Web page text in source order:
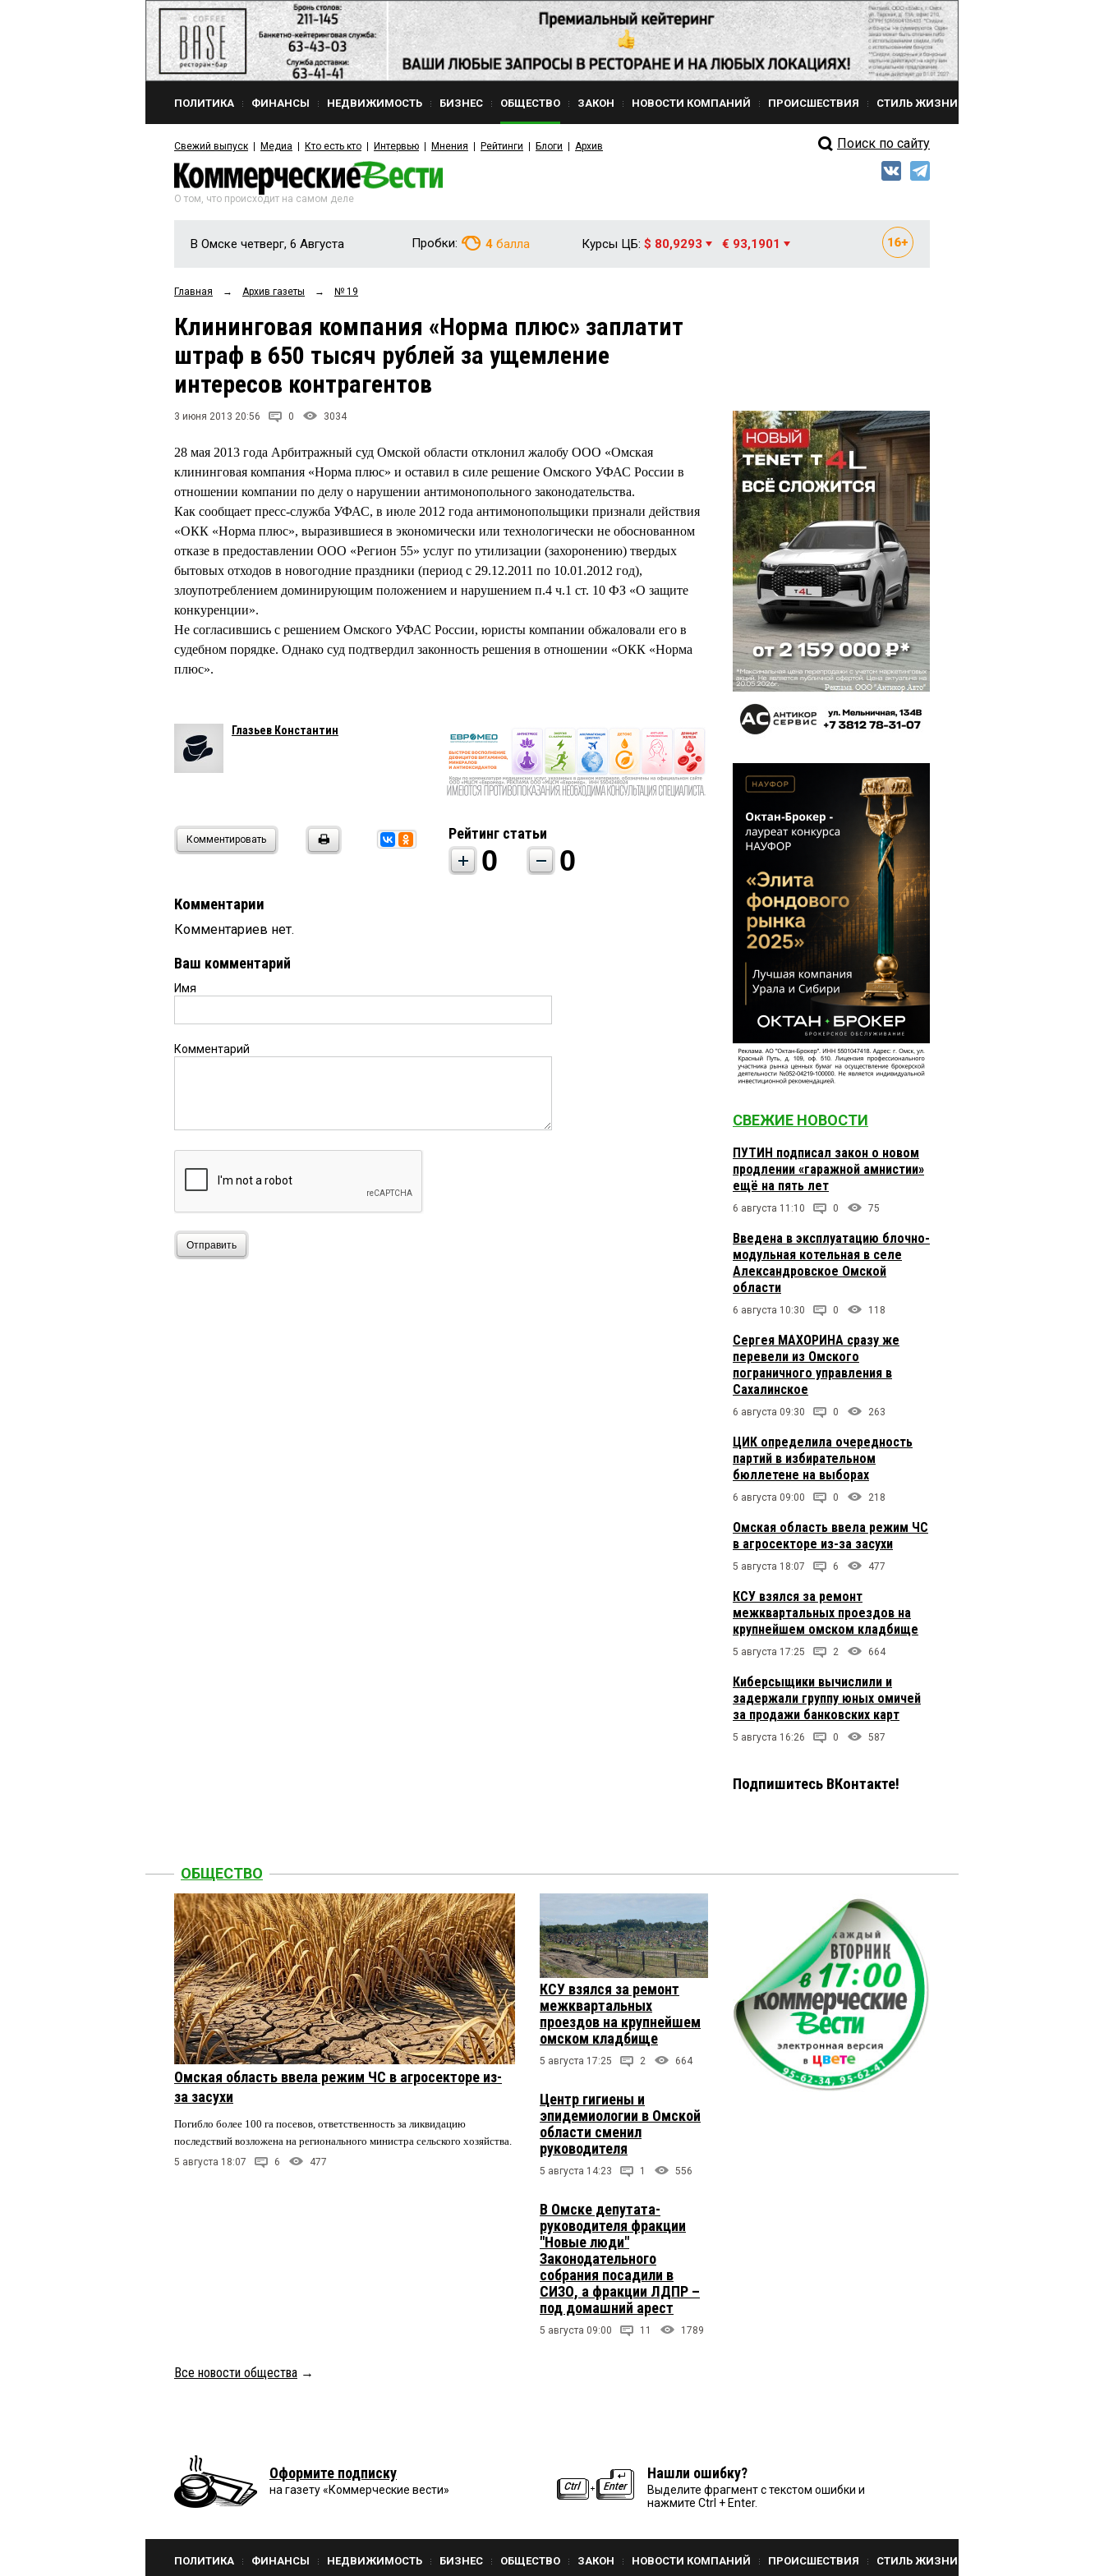
ПОЛИТИКА ФИНАНСЫ НЕДВИЖИМОСТЬ БИЗНЕС ОБЩЕСТВО ЗАКОН НОВОСТИ КОМПАНИЙ ПРОИСШЕСТВИЯ СТИЛЬ ЖИЗНИ
Свежий выпуск Медиа Кто есть кто Интервью Мнения Рейтинги Блоги Архив Поиск по сайту
О том, что происходит на самом деле
В Омске четверг, 6 Августа Пробки: 4 балла Курсы ЦБ: $ 80,9293 € 93,1901
Главная → Архив газеты → № 19
Клининговая компания «Норма плюс» заплатит
штраф в 650 тысяч рублей за ущемление
интересов контрагентов
3 июня 2013 20:56 0 3034
28 мая 2013 года Арбитражный суд Омской области отклонил жалобу ООО «Омская
клининговая компания «Норма плюс» и оставил в силе решение Омского УФАС России в
отношении компании по делу о нарушении антимонопольного законодательства.
Как сообщает пресс-служба УФАС, в июле 2012 года антимонопольщики признали действия
«ОКК «Норма плюс», выразившиеся в экономически или технологически не обоснованном
отказе в предоставлении ООО «Регион 55» услуг по утилизации (захоронению) твердых
бытовых отходов в новогодние праздники (период с 29.12.2011 по 10.01.2012 год),
злоупотреблением доминирующим положением и нарушением п.4 ч.1 ст. 10 ФЗ «О защите
конкуренции».
Не согласившись с решением Омского УФАС России, юристы компании обжаловали его в
судебном порядке. Однако суд подтвердил законность решения в отношении «ОКК «Норма
плюс».
Глазьев Константин
Комментировать Рейтинг статьи
0 0
Комментарии
Комментариев нет.
Ваш комментарий
Имя
Комментарий
Отправить
СВЕЖИЕ НОВОСТИ
ПУТИН подписал закон о новом
продлении «гаражной амнистии»
ещё на пять лет
6 августа 11:10 0 75
Введена в эксплуатацию блочно-
модульная котельная в селе
Александровское Омской
области
6 августа 10:30 0 118
Сергея МАХОРИНА сразу же
перевели из Омского
пограничного управления в
Сахалинское
6 августа 09:30 0 263
ЦИК определила очередность
партий в избирательном
бюллетене на выборах
6 августа 09:00 0 218
Омская область ввела режим ЧС
в агросекторе из-за засухи
5 августа 18:07 6 477
КСУ взялся за ремонт
межквартальных проездов на
крупнейшем омском кладбище
5 августа 17:25 2 664
Киберсыщики вычислили и
задержали группу юных омичей
за продажи банковских карт
5 августа 16:26 0 587
Подпишитесь ВКонтакте!
ОБЩЕСТВО
Омская область ввела режим ЧС в агросекторе из-
за засухи
Погибло более 100 га посевов, ответственность за ликвидацию
последствий возложена на регионального министра сельского хозяйства.
5 августа 18:07 6 477
КСУ взялся за ремонт
межквартальных
проездов на крупнейшем
омском кладбище
5 августа 17:25 2 664
Центр гигиены и
эпидемиологии в Омской
области сменил
руководителя
5 августа 14:23 1 556
В Омске депутата-
руководителя фракции
"Новые люди"
Законодательного
собрания посадили в
СИЗО, а фракции ЛДПР –
под домашний арест
5 августа 09:00 11 1789
Все новости общества →
Оформите подписку
на газету «Коммерческие вести»
Нашли ошибку?
Выделите фрагмент с текстом ошибки и
нажмите Ctrl + Enter.
ПОЛИТИКА ФИНАНСЫ НЕДВИЖИМОСТЬ БИЗНЕС ОБЩЕСТВО ЗАКОН НОВОСТИ КОМПАНИЙ ПРОИСШЕСТВИЯ СТИЛЬ ЖИЗНИ